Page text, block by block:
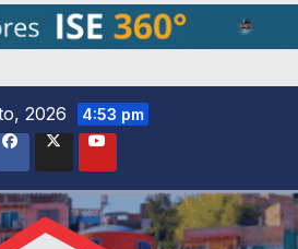
2026
4:53 pm